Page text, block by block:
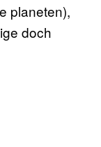
planeten),
doch